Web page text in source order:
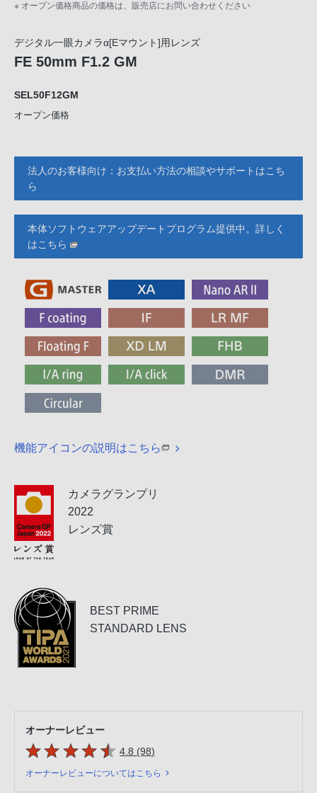
※ オープン価格商品の価格は、販売店にお問い合わせください
デジタル一眼カメラα[Eマウント]用レンズ
FE 50mm F1.2 GM
SEL50F12GM
オープン価格
法人のお客様向け：お支払い方法の相談やサポートはこち
ら
本体ソフトウェアアップデートプログラム提供中。詳しく
はこちら
機能アイコンの説明はこちら
カメラグランプリ
2022
レンズ賞
BEST PRIME
STANDARD LENS
オーナーレビュー
5つの星のうち
4.8 (98件のレビュー
)
オーナーレビューについてはこちら